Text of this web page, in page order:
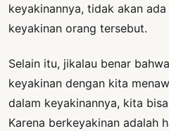
keyakinannya, tidak akan
keyakinan orang tersebut.
Selain itu, jikalau benar
keyakinan dengan kita
dalam keyakinannya, kita
Karena berkeyakinan adalah